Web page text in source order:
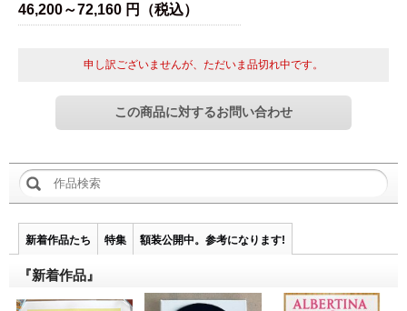
46,200～72,160 円（税込）
申し訳ございませんが、ただいま品切れ中です。
新着作品たち 特集 額装公開中。参考になります!
『新着作品』